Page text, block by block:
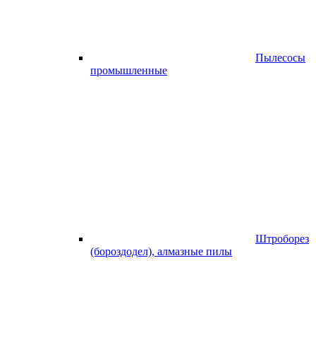
Пылесосы
промышленные
Штроборез
(бороздодел), алмазные пилы